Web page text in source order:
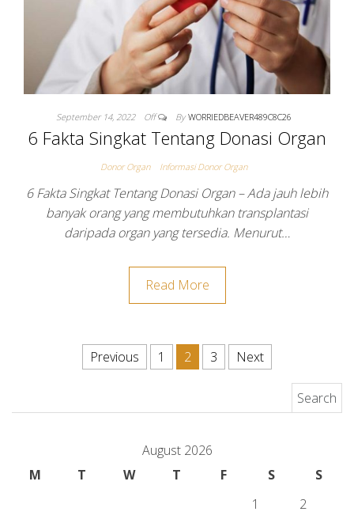
September 14, 2022 Off By WORRIEDBEAVER489C8C26
6 Fakta Singkat Tentang Donasi Organ
Donor Organ Informasi Donor Organ
6 Fakta Singkat Tentang Donasi Organ – Ada jauh lebih
banyak orang yang membutuhkan transplantasi
daripada organ yang tersedia. Menurut…
Read More
Posts pagination
Previous 1 2 3
Next
August 2026
M
T W T F S
S
1
2